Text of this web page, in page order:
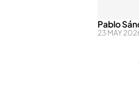
Pablo
23 MAY